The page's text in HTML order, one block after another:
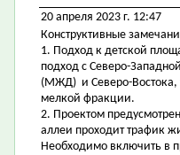
20 апреля 2023 г. 12:47
Конструктивные
1. Подход к детской
подход с Северо-
(МЖД) и Северо-Востока,
мелкой фракции.
2. Проектом
аллеи проходит трафик
Необходимо включить в